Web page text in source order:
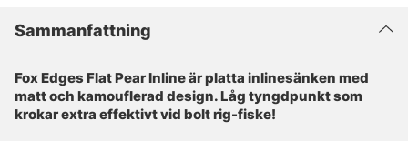
Sammanfattning
Fox Edges Flat Pear Inline är platta inlinesänken med
matt och kamouflerad design. Låg tyngdpunkt som
krokar extra effektivt vid bolt rig-fiske!